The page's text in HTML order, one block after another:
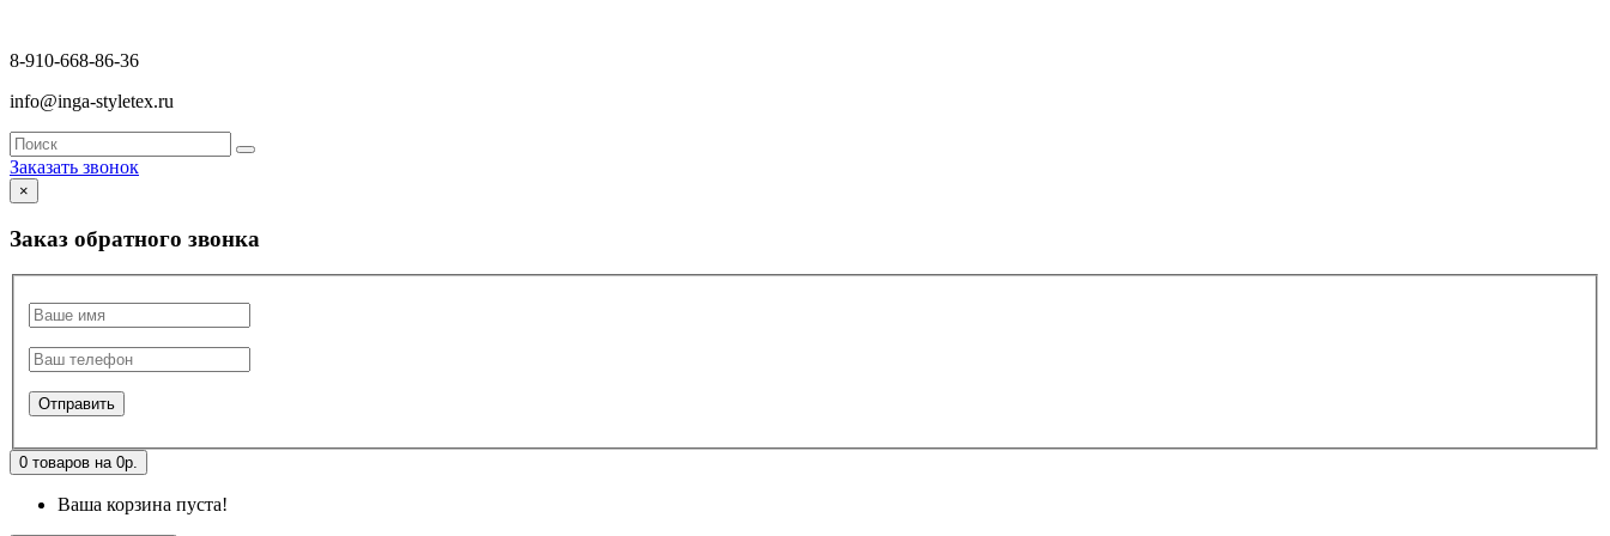
8-910-668-86-36
info@inga-styletex.ru
Заказать звонок
×
Заказ обратного звонка
0 товаров на 0р.
Ваша корзина пуста!